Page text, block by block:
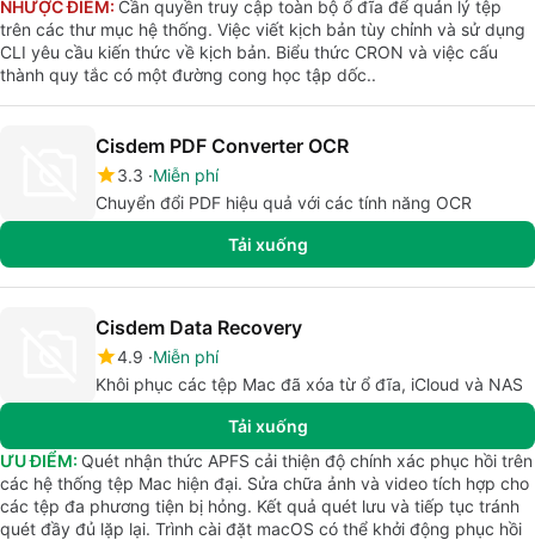
NHƯỢC ĐIỂM: Cần quyền truy cập toàn bộ ổ đĩa để quản lý tệp
trên các thư mục hệ thống. Việc viết kịch bản tùy chỉnh và sử dụng
CLI yêu cầu kiến thức về kịch bản. Biểu thức CRON và việc cấu
thành quy tắc có một đường cong học tập dốc..
Cisdem PDF Converter OCR
3.3 Miễn phí
Chuyển đổi PDF hiệu quả với các tính năng OCR
Tải xuống
Cisdem Data Recovery
4.9 Miễn phí
Khôi phục các tệp Mac đã xóa từ ổ đĩa, iCloud và NAS
Tải xuống
ƯU ĐIỂM: Quét nhận thức APFS cải thiện độ chính xác phục hồi trên
các hệ thống tệp Mac hiện đại. Sửa chữa ảnh và video tích hợp cho
các tệp đa phương tiện bị hỏng. Kết quả quét lưu và tiếp tục tránh
quét đầy đủ lặp lại. Trình cài đặt macOS có thể khởi động phục hồi